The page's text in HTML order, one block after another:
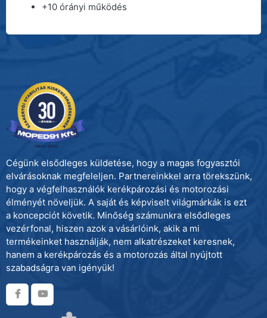
+10 órányi működés
Cégünk elsődleges küldetése, hogy a magas fogyasztói
elvárásoknak megfeleljen. Partnereinkkel arra törekszünk,
hogy a végfelhasználók kerékpározási és motorozási
élményét növeljük. A saját és képviselt világmárkák is ezt
a koncepciót követik. Minőség számunkra elsődleges
vezérfonal, hiszen azok a vásárlóink, akik a mi
termékeinket használják, nem alkatrészeket keresnek,
hanem a kerékpározás és a motorozás által nyújtott
szabadságra van igényük!